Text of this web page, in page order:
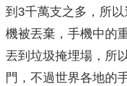
到3千萬支之多，所
機被丟棄，手機中的
丟到垃圾掩埋場，所
門，不過世界各地的